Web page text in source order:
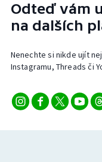
Odteď vám
na dalších
Nenechte si nikde ujít
Instagramu, Threads či